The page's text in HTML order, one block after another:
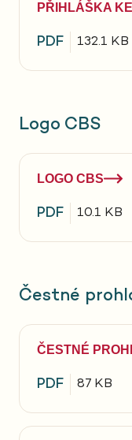
PŘIHLÁŠKA
PDF 132.1 KB
Logo CBS
LOGO CBS
PDF 10.1 KB
Čestné
ČESTNÉ
PDF 87 KB